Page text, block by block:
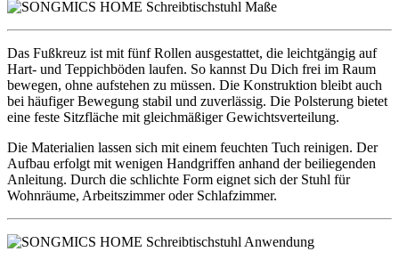
Das Fußkreuz ist mit fünf Rollen ausgestattet, die leichtgängig auf
Hart- und Teppichböden laufen. So kannst Du Dich frei im Raum
bewegen, ohne aufstehen zu müssen. Die Konstruktion bleibt auch
bei häufiger Bewegung stabil und zuverlässig. Die Polsterung bietet
eine feste Sitzfläche mit gleichmäßiger Gewichtsverteilung.
Die Materialien lassen sich mit einem feuchten Tuch reinigen. Der
Aufbau erfolgt mit wenigen Handgriffen anhand der beiliegenden
Anleitung. Durch die schlichte Form eignet sich der Stuhl für
Wohnräume, Arbeitszimmer oder Schlafzimmer.